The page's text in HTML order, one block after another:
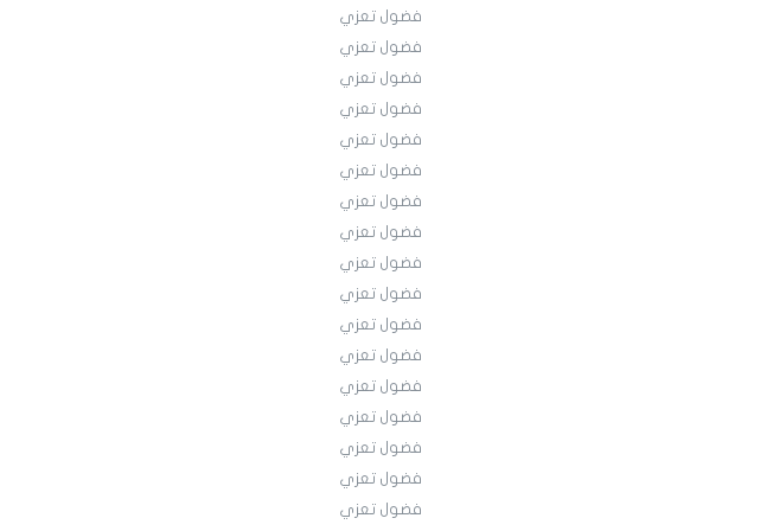
فضول تعزي
فضول تعزي
فضول تعزي
فضول تعزي
فضول تعزي
فضول تعزي
فضول تعزي
فضول تعزي
فضول تعزي
فضول تعزي
فضول تعزي
فضول تعزي
فضول تعزي
فضول تعزي
فضول تعزي
فضول تعزي
فضول تعزي